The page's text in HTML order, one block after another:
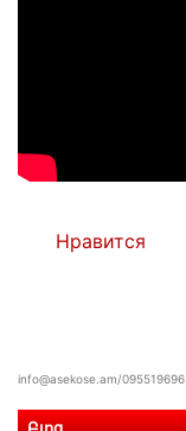
Нравится
info@asekose.am/095519696